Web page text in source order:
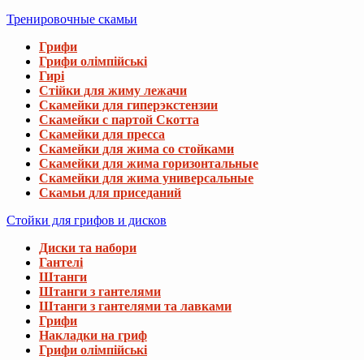
Тренировочные скамьи
Грифи
Грифи олімпійські
Гирі
Стійки для жиму лежачи
Скамейки для гиперэкстензии
Скамейки с партой Скотта
Скамейки для пресса
Скамейки для жима со стойками
Скамейки для жима горизонтальные
Скамейки для жима универсальные
Скамьи для приседаний
Стойки для грифов и дисков
Диски та набори
Гантелі
Штанги
Штанги з гантелями
Штанги з гантелями та лавками
Грифи
Накладки на гриф
Грифи олімпійські